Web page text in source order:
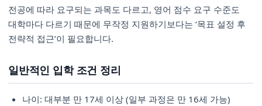
전공에 따라 요구되는 과목도 다르고, 영어 점수 요구 수준도
대학마다 다르기 때문에 무작정 지원하기보다는 ‘목표 설정 후
전략적 접근’이 필요합니다.
일반적인 입학 조건 정리
나이: 대부분 만 17세 이상 (일부 과정은 만 16세 가능)